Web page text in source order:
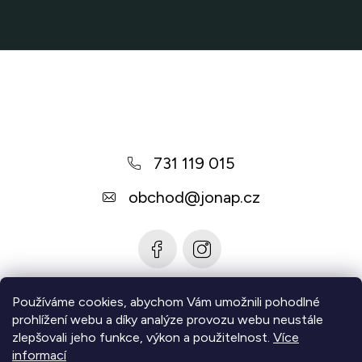
Používáme cookies, abychom Vám umožnili pohodlné
prohlížení webu a díky analýze provozu webu neustále
zlepšovali jeho funkce, výkon a použitelnost. Více
informací
731 119 015
obchod@jonap.cz
Informace pro vás
Zjistěte více